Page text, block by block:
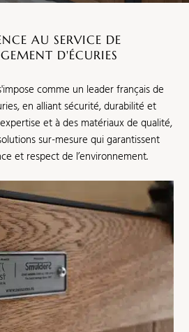
AU SERVICE DE
D'ÉCURIES
comme un leader français de
en alliant sécurité, durabilité et
et à des matériaux de qualité,
sur-mesure qui garantissent
et respect de l’environnement.